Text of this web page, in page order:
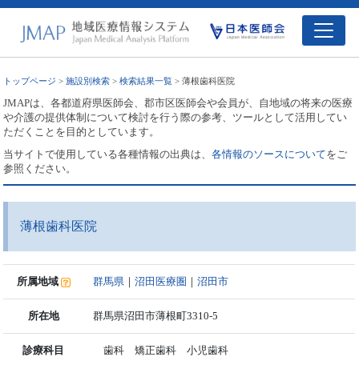
トップページ >施設別検索 >検索結果一覧 > 薄根歯科医院
JMAPは、各都道府県医師会、郡市区医師会や会員が、自地域の将来の医療
や介護の提供体制について検討を行う際の参考、ツールとして活用してい
ただくことを目的としています。
当サイトで使用している各種情報の出典は、各情報のソースについてをご
参照ください。
薄根歯科医院
所属地域 群馬県 ｜沼田医療圏 ｜沼田市
所在地 群馬県沼田市薄根町3310-5
診療科目 歯科 矯正歯科 小児歯科